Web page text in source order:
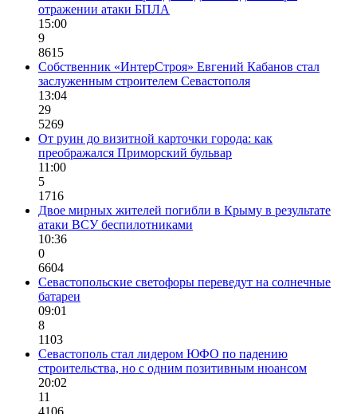
отражении атаки БПЛА
15:00
9
8615
Собственник «ИнтерСтроя» Евгений Кабанов стал
заслуженным строителем Севастополя
13:04
29
5269
От руин до визитной карточки города: как
преображался Приморский бульвар
11:00
5
1716
Двое мирных жителей погибли в Крыму в результате
атаки ВСУ беспилотниками
10:36
0
6604
Севастопольские светофоры переведут на солнечные
батареи
09:01
8
1103
Севастополь стал лидером ЮФО по падению
строительства, но с одним позитивным нюансом
20:02
11